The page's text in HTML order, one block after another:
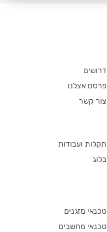
דרושים
פרסם אצלנו
צור קשר
תקלות ועבודות
בלוג
טכנאי מזגנים
טכנאי מחשבים